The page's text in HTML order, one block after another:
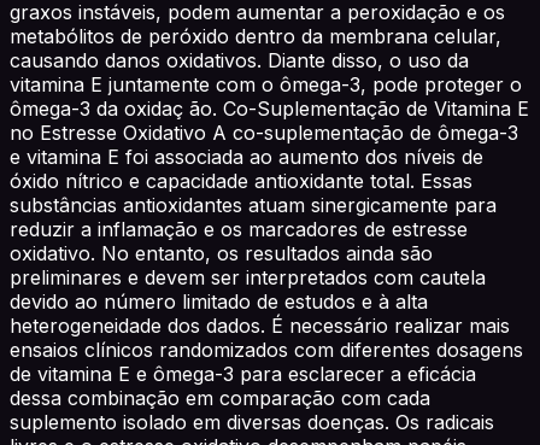
graxos instáveis, podem aumentar a peroxidação e os
metabólitos de peróxido dentro da membrana celular,
causando danos oxidativos. Diante disso, o uso da
vitamina E juntamente com o ômega-3, pode proteger o
ômega-3 da oxidaç ão. Co-Suplementação de Vitamina E
no Estresse Oxidativo A co-suplementação de ômega-3
e vitamina E foi associada ao aumento dos níveis de
óxido nítrico e capacidade antioxidante total. Essas
substâncias antioxidantes atuam sinergicamente para
reduzir a inflamação e os marcadores de estresse
oxidativo. No entanto, os resultados ainda são
preliminares e devem ser interpretados com cautela
devido ao número limitado de estudos e à alta
heterogeneidade dos dados. É necessário realizar mais
ensaios clínicos randomizados com diferentes dosagens
de vitamina E e ômega-3 para esclarecer a eficácia
dessa combinação em comparação com cada
suplemento isolado em diversas doenças. Os radicais